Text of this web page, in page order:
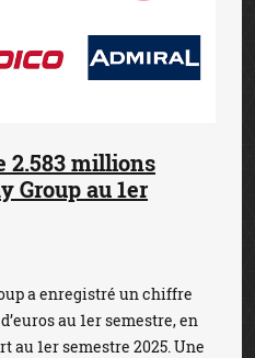
2.583 millions
Group au 1er
a enregistré un chiffre
au 1er semestre, en
au 1er semestre 2025. Une